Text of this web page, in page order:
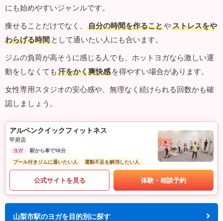
にも始めやすいジャンルです。
痩せることだけでなく、
自分の時間を作ることやストレスをや
わらげる時間 として通いたい人にも合います。
ジムの負荷が高そうに感じる人でも、ホットヨガなら激しい運
動をしなくても 汗をかく爽快感 を得やすい場合があります。
女性専用スタジオの安心感や、無理なく続けられる回数かも確
認しましょう。
アルペンクイックフィットネス
甲府店
ヨガ
駅から車で16分
プール付きジムに通いたい人
運動不足を解消したい人
公式サイトを見る 体験・相談予約
山梨市駅のヨガを目的別に探す